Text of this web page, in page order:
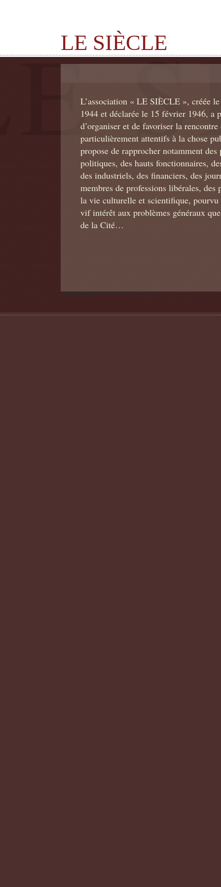
LE SIÈCLE
L’association « LE SIÈCLE », créée
1944 et déclarée le 15 février 1946, a
d’organiser et de favoriser la
particulièrement attentifs à la chose
propose de rapprocher notamment des
politiques, des hauts fonctionnaires,
des industriels, des financiers, des
membres de professions libérales, des
la vie culturelle et scientifique, pourvu
vif intérêt aux problèmes généraux
de la Cité…